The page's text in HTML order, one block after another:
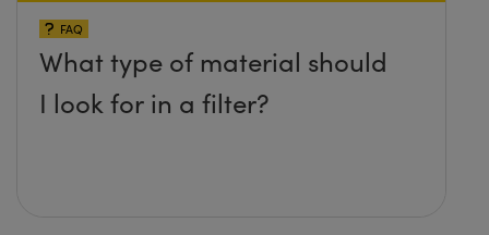
FAQ
What type of material should
I look for in a filter?